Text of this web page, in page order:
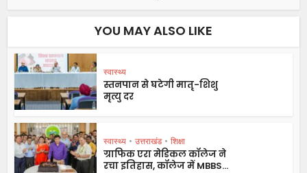
YOU MAY ALSO LIKE
स्वास्थ्य
स्तनपान से घटेगी मातृ-शिशु
मृत्यु दर
स्वास्थ्य • उत्तराखंड • शिक्षा
ग्राफिक एरा मेडिकल कॉलेज ने
रचा इतिहास, कॉलेज में MBBS...